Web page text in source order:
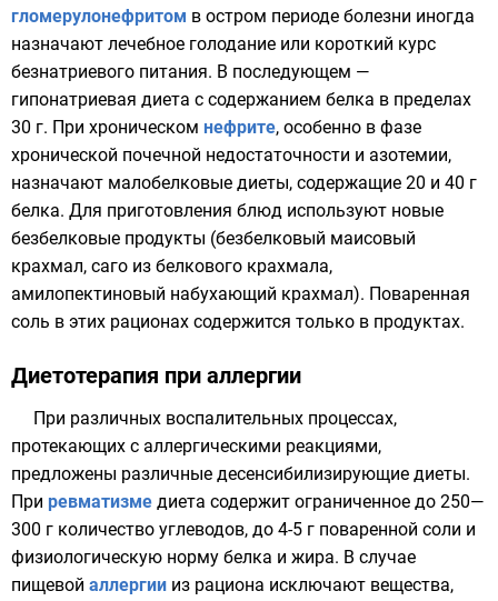
гломерулонефритом в остром периоде болезни иногда
назначают лечебное голодание или короткий курс
безнатриевого питания. В последующем —
гипонатриевая диета с содержанием белка в пределах
30 г. При хроническом нефрите, особенно в фазе
хронической почечной недостаточности и азотемии,
назначают малобелковые диеты, содержащие 20 и 40 г
белка. Для приготовления блюд используют новые
безбелковые продукты (безбелковый маисовый
крахмал, саго из белкового крахмала,
амилопектиновый набухающий крахмал). Поваренная
соль в этих рационах содержится только в продуктах.
Диетотерапия при аллергии
При различных воспалительных процессах,
протекающих с аллергическими реакциями,
предложены различные десенсибилизирующие диеты.
При ревматизме диета содержит ограниченное до 250—
300 г количество углеводов, до 4-5 г поваренной соли и
физиологическую норму белка и жира. В случае
пищевой аллергии из рациона исключают вещества,